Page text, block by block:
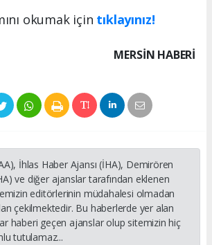
okumak için tıklayınız!
MERSIN HABERİ
İhlas Haber Ajansı (İHA), Demirören
ve diğer ajanslar tarafından eklenen
editörlerinin müdahalesi olmadan
çekilmektedir. Bu haberlerde yer alan
haberi geçen ajanslar olup sitemizin hiç
tutulamaz...